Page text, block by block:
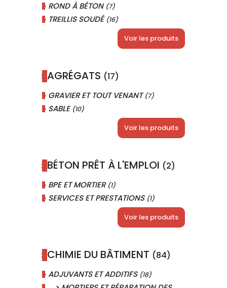
ROND À BÉTON (7)
TREILLIS SOUDÉ (16)
Voir les produits
AGRÉGATS (17)
GRAVIER ET TOUT VENANT(7)
SABLE (10)
Voir les produits
BÉTON PRÊT À L'EMPLOI (2)
BPE ET MORTIER (1)
SERVICES ET PRESTATIONS (1)
Voir les produits
CHIMIE DU BÂTIMENT (84)
ADJUVANTS ET ADDITIFS (18)